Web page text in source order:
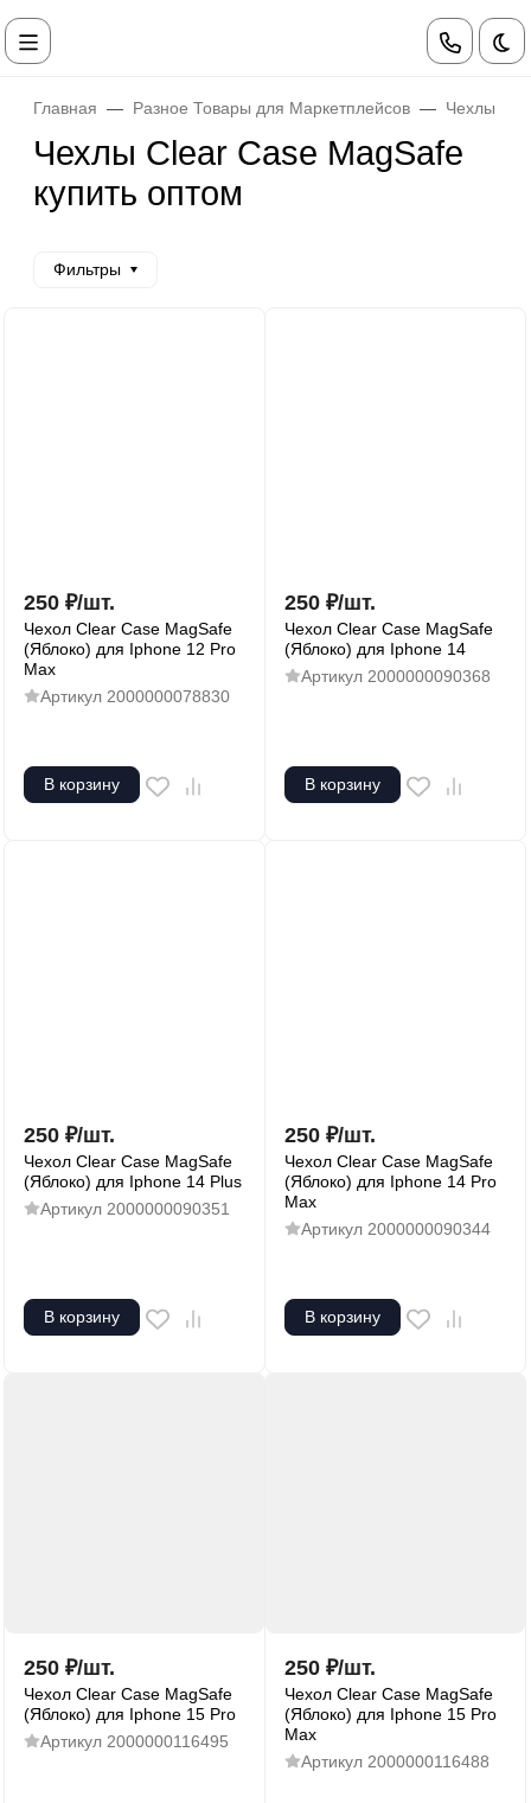
Главная Разное Товары для Маркетплейсов Чехлы
Чехлы Clear Case MagSafe
купить оптом
Фильтры
250 ₽/шт.
Чехол Clear Case MagSafe
(Яблоко) для Iphone 12 Pro
Max
Артикул 2000000078830
В корзину
250 ₽/шт.
Чехол Clear Case MagSafe
(Яблоко) для Iphone 14
Артикул 2000000090368
В корзину
250 ₽/шт.
Чехол Clear Case MagSafe
(Яблоко) для Iphone 14 Plus
Артикул 2000000090351
В корзину
250 ₽/шт.
Чехол Clear Case MagSafe
(Яблоко) для Iphone 14 Pro
Max
Артикул 2000000090344
В корзину
250 ₽/шт.
Чехол Clear Case MagSafe
(Яблоко) для Iphone 15 Pro
Артикул 2000000116495
250 ₽/шт.
Чехол Clear Case MagSafe
(Яблоко) для Iphone 15 Pro
Max
Артикул 2000000116488